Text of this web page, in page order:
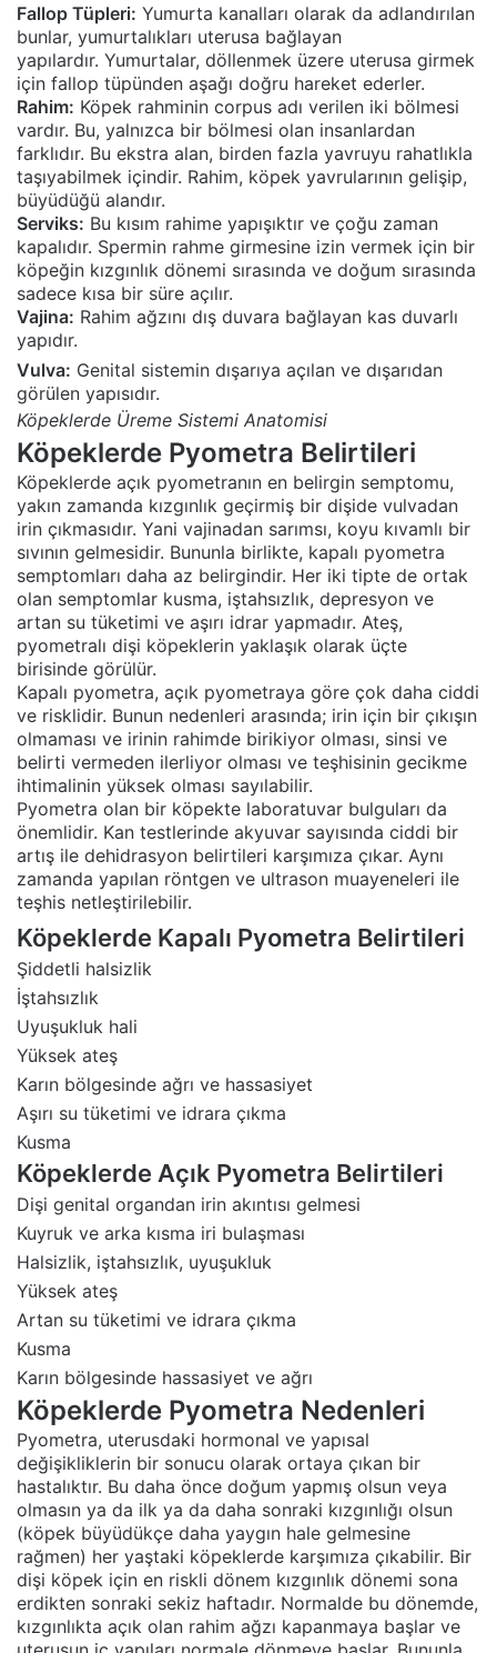
Fallop Tüpleri: Yumurta kanalları olarak da adlandırılan
bunlar, yumurtalıkları uterusa bağlayan
yapılardır. Yumurtalar, döllenmek üzere uterusa girmek
için fallop tüpünden aşağı doğru hareket ederler.
Rahim: Köpek rahminin corpus adı verilen iki bölmesi
vardır. Bu, yalnızca bir bölmesi olan insanlardan
farklıdır. Bu ekstra alan, birden fazla yavruyu rahatlıkla
taşıyabilmek içindir. Rahim, köpek yavrularının gelişip,
büyüdüğü alandır.
Serviks: Bu kısım rahime yapışıktır ve çoğu zaman
kapalıdır. Spermin rahme girmesine izin vermek için bir
köpeğin kızgınlık dönemi sırasında ve doğum sırasında
sadece kısa bir süre açılır.
Vajina: Rahim ağzını dış duvara bağlayan kas duvarlı
yapıdır.
Vulva: Genital sistemin dışarıya açılan ve dışarıdan
görülen yapısıdır.
Köpeklerde Üreme Sistemi Anatomisi
Köpeklerde Pyometra Belirtileri
Köpeklerde açık pyometranın en belirgin semptomu,
yakın zamanda kızgınlık geçirmiş bir dişide vulvadan
irin çıkmasıdır. Yani vajinadan sarımsı, koyu kıvamlı bir
sıvının gelmesidir. Bununla birlikte, kapalı pyometra
semptomları daha az belirgindir. Her iki tipte de ortak
olan semptomlar kusma, iştahsızlık, depresyon ve
artan su tüketimi ve aşırı idrar yapmadır. Ateş,
pyometralı dişi köpeklerin yaklaşık olarak üçte
birisinde görülür.
Kapalı pyometra, açık pyometraya göre çok daha ciddi
ve risklidir. Bunun nedenleri arasında; irin için bir çıkışın
olmaması ve irinin rahimde birikiyor olması, sinsi ve
belirti vermeden ilerliyor olması ve teşhisinin gecikme
ihtimalinin yüksek olması sayılabilir.
Pyometra olan bir köpekte laboratuvar bulguları da
önemlidir. Kan testlerinde akyuvar sayısında ciddi bir
artış ile dehidrasyon belirtileri karşımıza çıkar. Aynı
zamanda yapılan röntgen ve ultrason muayeneleri ile
teşhis netleştirilebilir.
Köpeklerde Kapalı Pyometra Belirtileri
Şiddetli halsizlik
İştahsızlık
Uyuşukluk hali
Yüksek ateş
Karın bölgesinde ağrı ve hassasiyet
Aşırı su tüketimi ve idrara çıkma
Kusma
Köpeklerde Açık Pyometra Belirtileri
Dişi genital organdan irin akıntısı gelmesi
Kuyruk ve arka kısma iri bulaşması
Halsizlik, iştahsızlık, uyuşukluk
Yüksek ateş
Artan su tüketimi ve idrara çıkma
Kusma
Karın bölgesinde hassasiyet ve ağrı
Köpeklerde Pyometra Nedenleri
Pyometra, uterusdaki hormonal ve yapısal
değişikliklerin bir sonucu olarak ortaya çıkan bir
hastalıktır. Bu daha önce doğum yapmış olsun veya
olmasın ya da ilk ya da daha sonraki kızgınlığı olsun
(köpek büyüdükçe daha yaygın hale gelmesine
rağmen) her yaştaki köpeklerde karşımıza çıkabilir. Bir
dişi köpek için en riskli dönem kızgınlık dönemi sona
erdikten sonraki sekiz haftadır. Normalde bu dönemde,
kızgınlıkta açık olan rahim ağzı kapanmaya başlar ve